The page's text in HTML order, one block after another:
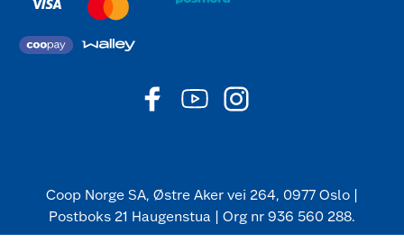
Coop Norge SA, Østre Aker vei 264, 0977 Oslo |
Postboks 21 Haugenstua | Org nr 936 560 288.